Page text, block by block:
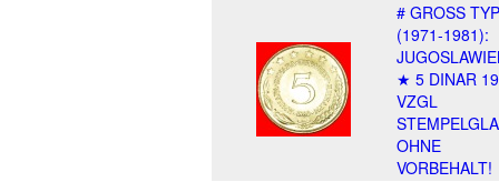
# GROSS TYP
(1971-1981):
★ 5 DINAR
VZGL
OHNE
VORBEHALT!